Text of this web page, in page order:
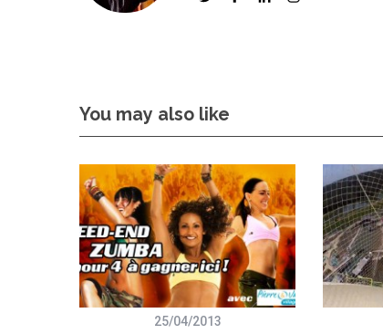
You may also like
25/04/2013